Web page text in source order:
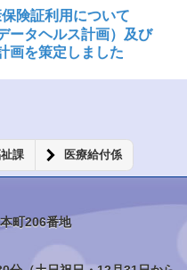
険証利用について
ータヘルス計画）及び
画を策定しました
課 医療給付係
町206番地